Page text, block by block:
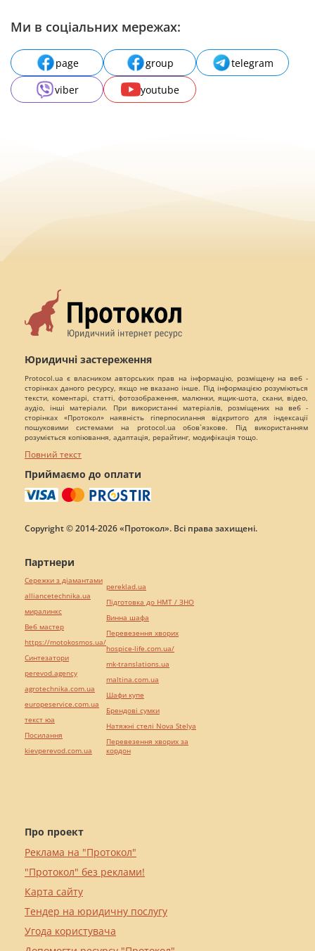
Ми в соціальних мережах:
page group
telegram
viber
youtube
Юридичні застереження
Protocol.ua є власником авторських прав на інформацію, розміщену на веб -
сторінках даного ресурсу, якщо не вказано інше. Під інформацією розуміються
тексти, коментарі, статті, фотозображення, малюнки, ящик-шота, скани, відео,
аудіо, інші матеріали. При використанні матеріалів, розміщених на веб -
сторінках «Протокол» наявність гіперпосилання відкритого для індексації
пошуковими системами на protocol.ua обов`язкове. Під використанням
розуміється копіювання, адаптація, рерайтинг, модифікація тощо.
Повний текст
Приймаємо до оплати
Copyright © 2014-2026 «Протокол». Всі права захищені.
Про проект
Реклама на "Протокол"
"Протокол" без реклами!
Карта сайту
Тендер на юридичну послугу
Угода користувача
Партнери
Сережки з діамантами
alliancetechnika.ua
миралинкс
Веб мастер
https://motokosmos.ua/
Синтезатори
perevod.agency
agrotechnika.com.ua
europeservice.com.ua
текст юа
Посилання
kievperevod.com.ua
pereklad.ua
Підготовка до НМТ / ЗНО
Винна шафа
Перевезення хворих
hospice-life.com.ua/
mk-translations.ua
maltina.com.ua
Шафи купе
Брендові сумки
Натяжні стелі Nova Stelya
Перевезення хворих за
кордон